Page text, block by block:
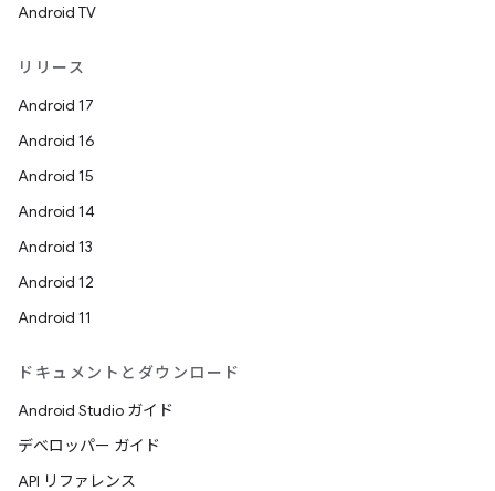
Android TV
リリース
Android 17
Android 16
Android 15
Android 14
Android 13
Android 12
Android 11
ドキュメントとダウンロード
Android Studio ガイド
デベロッパー ガイド
API リファレンス